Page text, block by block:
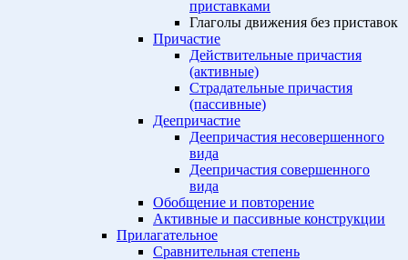
приставками
Глаголы движения без приставок
Причастие
Действительные причастия
(активные)
Страдательные причастия
(пассивные)
Деепричастие
Деепричастия несовершенного
вида
Деепричастия совершенного
вида
Обобщение и повторение
Активные и пассивные конструкции
Прилагательное
Сравнительная степень